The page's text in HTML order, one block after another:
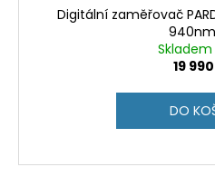
Digitální zaměřovač
940nm
Skladem
19
DO